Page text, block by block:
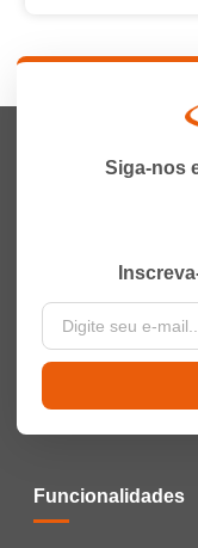
Siga-nos
Funcionalidades